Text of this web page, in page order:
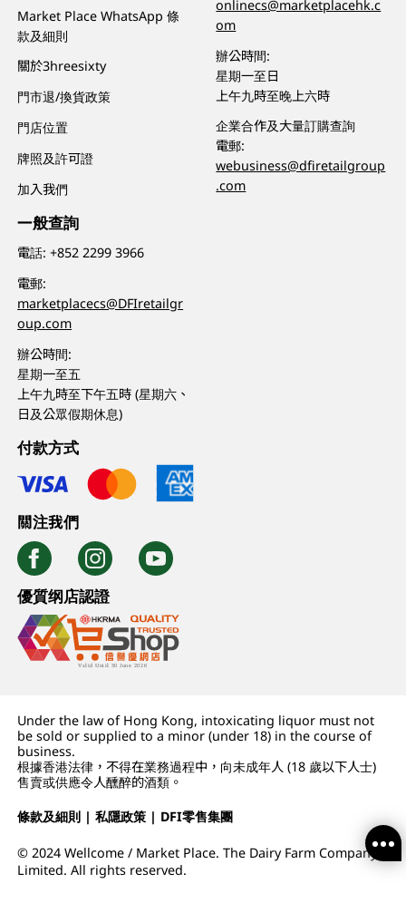
Market Place WhatsApp 條
款及細則
關於3hreesixty
門市退/換貨政策
門店位置
牌照及許可證
加入我們
一般查詢
電話:+852 2299 3966
電郵:
marketplacecs@DFIretailgr
oup.com
辦公時間:
星期一至五
上午九時至下午五時 (星期六、
日及公眾假期休息)
onlinecs@marketplacehk.c
om
辦公時間:
星期一至日
上午九時至晚上六時
企業合作及大量訂購查詢
電郵:
webusiness@dfiretailgroup
.com
付款方式
關注我們
優質纲店認證
Under the law of Hong Kong, intoxicating liquor must not
be sold or supplied to a minor (under 18) in the course of
business.
根據香港法律，不得在業務過程中，向未成年人 (18 歲以下人士)
售賣或供應令人醺醉的酒類。
條款及細則 |私隱政策 | DFI零售集團
© 2024 Wellcome / Market Place. The Dairy Farm Company
Limited. All rights reserved.